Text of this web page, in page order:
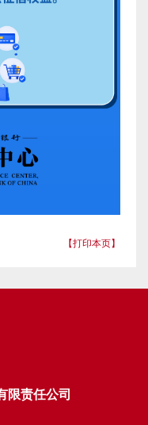
【打印本页】
限责任公司